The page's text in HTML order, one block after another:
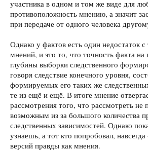
участника в одном и том же виде для
противоположность мнению, а значит
при передаче от одного человека
Однако у фактов есть один недостаток с
мнений, и это то, что точность факта
глубины выборки следственного
говоря следствие конечного уровня,
формируемых его таких же
те из ещё и ещё. В итоге мнение
рассмотрения того, что рассмотреть не
возможным из за большого количества
следственных зависимостей. Однако
узнаешь, а тот кто попробовал, навсегда
версий правды как мнения.